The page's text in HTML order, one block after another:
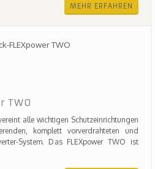
MEHR ERFAHREN
TWO
alle wichtigen Schutzeinrichtungen
komplett vorverdrahteten und
System. Das FLEXpower TWO ist